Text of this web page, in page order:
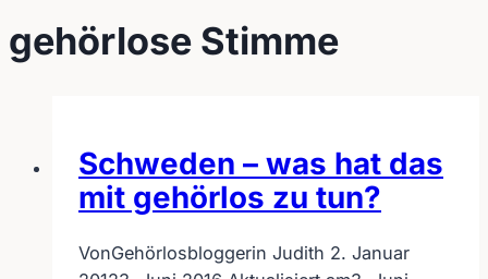
gehörlose Stimme
Schweden – was hat das
mit gehörlos zu tun?
VonGehörlosbloggerin Judith 2. Januar